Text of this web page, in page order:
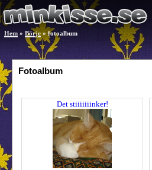
Hem » Börje »fotoalbum
Fotoalbum
Det stiiiiiiinker!